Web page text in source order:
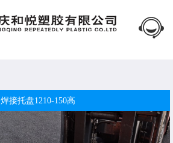
焊接托盘1210-150高